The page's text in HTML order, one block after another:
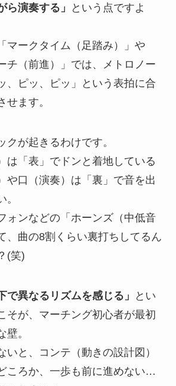
ら演奏する」
という点ですよ
マークタイム（足踏み）」や
チ（前進）」では、メトロノー
、ピッ、ピッ」という表拍に合
せます。
クが起きるわけです。
は「表」でドンと着地している
や口（演奏）は「裏」で音を出
ォンなどの「ホーンズ（中低音
、曲の8割くらい裏打ちしてるん
(笑)
で異なるリズムを感じる」
とい
そが、マーチング初心者が最初
壁。
いと、コンテ（動きの設計図）
ころか、一歩も前に進めない…